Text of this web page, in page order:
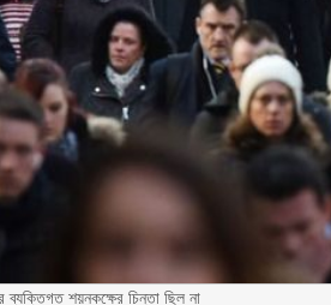
ব্যক্তিগত শয়নকক্ষের চিন্তা ছিল না